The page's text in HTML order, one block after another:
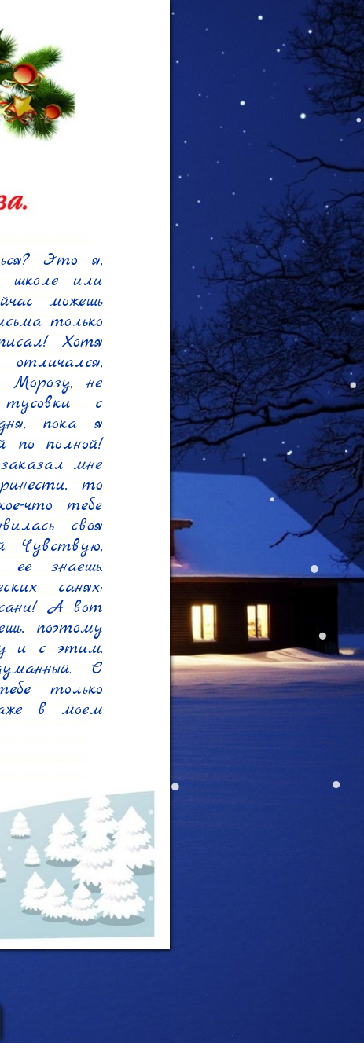
Это я,
школе или
можешь
только
Хотя
не
с
пока я
по полной!
мне
то
что тебе
своя
Чувствую,
знаешь.
санях:
А вот
поэтому
и с этим.
С
только
в моем